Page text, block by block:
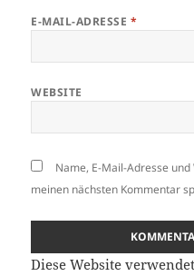
E-MAIL-ADRESSE *
WEBSITE
Name, E-Mail-Adresse
meinen nächsten Kommentar
Diese Website